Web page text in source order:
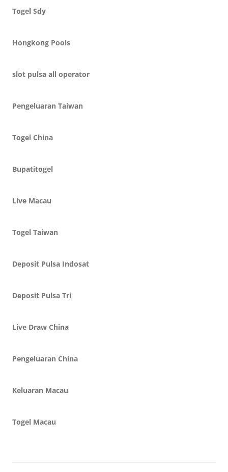
Togel Sdy
Hongkong Pools
slot pulsa all operator
Pengeluaran Taiwan
Togel China
Bupatitogel
Live Macau
Togel Taiwan
Deposit Pulsa Indosat
Deposit Pulsa Tri
Live Draw China
Pengeluaran China
Keluaran Macau
Togel Macau